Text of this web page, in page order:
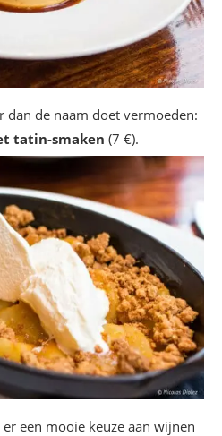
dan de naam doet vermoeden:
tatin-smaken (7 €).
een mooie keuze aan wijnen